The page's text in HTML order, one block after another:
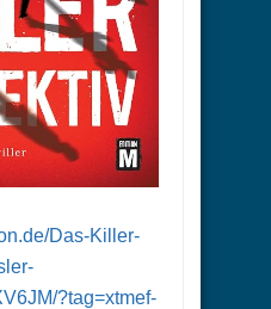
Das-Killer-
?tag=xtmef-